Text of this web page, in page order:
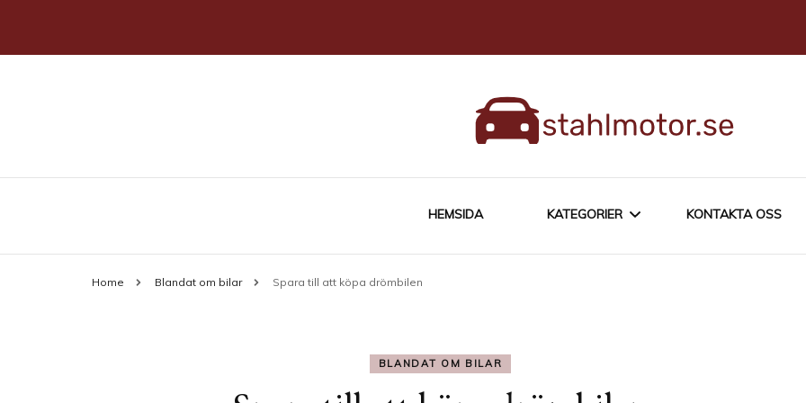
stahlmotor.se HEMSIDA KATEGORIER
KÖPA EN BIL
KONTAKTA OSS
Home Blandat om bilar Spara till att köpa drömbilen
BLANDAT OM BILAR